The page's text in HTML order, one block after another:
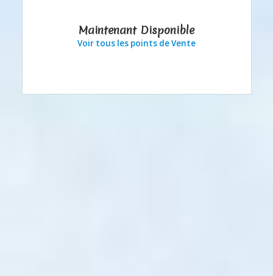
Maintenant Disponible
Voir tous les points de Vente